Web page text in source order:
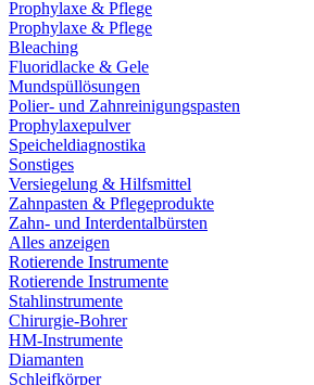
Prophylaxe & Pflege
Prophylaxe & Pflege
Bleaching
Fluoridlacke & Gele
Mundspüllösungen
Polier- und Zahnreinigungspasten
Prophylaxepulver
Speicheldiagnostika
Sonstiges
Versiegelung & Hilfsmittel
Zahnpasten & Pflegeprodukte
Zahn- und Interdentalbürsten
Alles anzeigen
Rotierende Instrumente
Rotierende Instrumente
Stahlinstrumente
Chirurgie-Bohrer
HM-Instrumente
Diamanten
Schleifkörper